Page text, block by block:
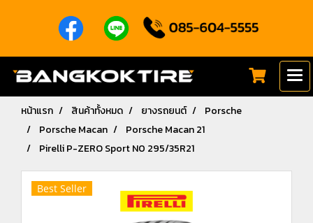
หน้าแรก สินค้าทั้งหมด ยางรถยนต์
Porsche
Porsche Macan
Porsche Macan 21
Pirelli P-ZERO Sport N0 295/35R21
Best Seller